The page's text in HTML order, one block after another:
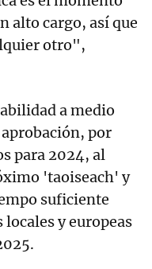
alto cargo, así que
otro",
a medio
por
para 2024, al
'taoiseach' y
suficiente
y europeas